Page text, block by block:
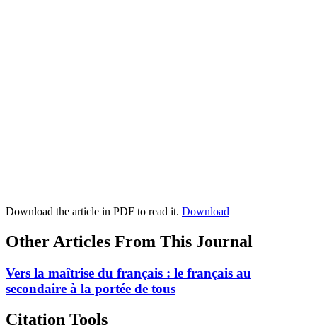
Download the article in PDF to read it. Download
Other Articles From This Journal
Vers la maîtrise du français : le français au
secondaire à la portée de tous
Citation Tools